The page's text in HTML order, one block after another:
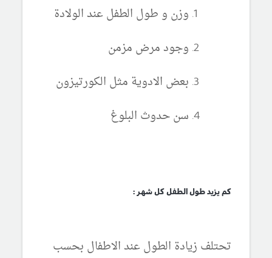
وزن و طول الطفل عند الولادة
وجود مرض مزمن
بعض الادوية مثل الكورتيزون
سن حدوث البلوغ
كم يزيد طول الطفل كل شهر :
تحتلف زيادة الطول عند الاطفال بحسب